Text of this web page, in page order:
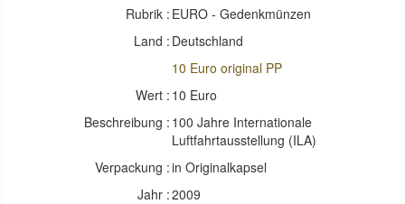
Rubrik : EURO - Gedenkmünzen
Land : Deutschland
10 Euro original PP
Wert : 10 Euro
Beschreibung : 100 Jahre Internationale
Luftfahrtausstellung (ILA)
Verpackung :in Originalkapsel
Jahr :2009